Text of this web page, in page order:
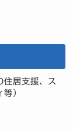
住居支援、ス
）